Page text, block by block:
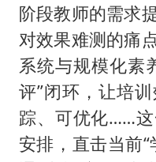
阶段教师的需求
对效果难测的痛
系统与规模化
评”闭环，让培
踪、可优化……
安排，直击当前“